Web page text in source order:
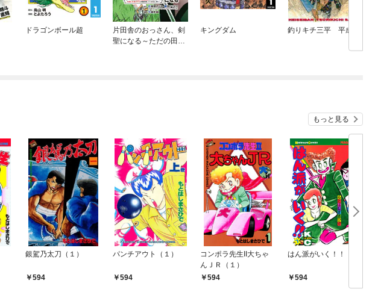
ドラゴンボール超
片田舎のおっさん、剣
聖になる～ただの田舎
キングダム 釣りキチ三平 平成版
もっと見る
銀駕乃太刀（１）
594
パンチアウト（１）
594
コンポラ先生II大ちゃ
んＪＲ（１）
594
はん派がいく！！
594